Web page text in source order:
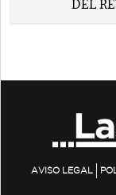
AVISO LEGAL